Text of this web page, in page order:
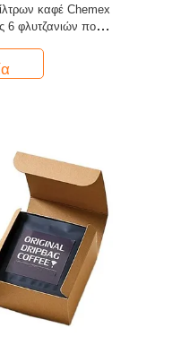
καφέ Chemex
6 φλυτζανιών που